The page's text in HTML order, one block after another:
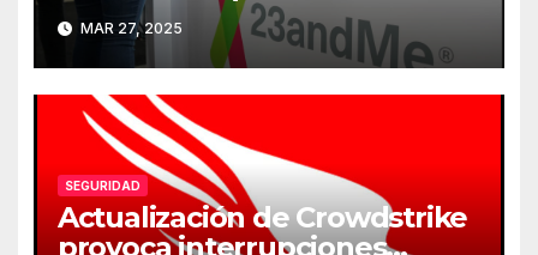
borrado de sus datos
genéticos
MAR 27, 2025
SEGURIDAD
Actualización de Crowdstrike
provoca interrupciones